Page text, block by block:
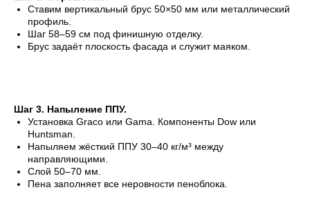
Ставим вертикальный брус 50×50 мм или металлический
профиль.
Шаг 58–59 см под финишную отделку.
Брус задаёт плоскость фасада и служит маяком.
Шаг 3. Напыление ППУ.
Установка Graco или Gama. Компоненты Dow или
Huntsman.
Напыляем жёсткий ППУ 30–40 кг/м³ между
направляющими.
Слой 50–70 мм.
Пена заполняет все неровности пеноблока.